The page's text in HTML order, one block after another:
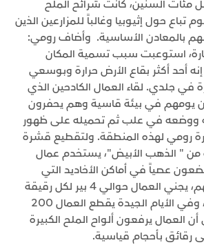
مئات السنين، كانت شرائح الملح
حول إثيوبيا وغالباً للمزارعين الذين
بالمعادن الأساسية. وأضاف رومي:
استوعبت سبب تسمية المكان
إنه أحد أكثر بقاع الأرض حرارة وبوسعي
في جلدي. لقاء العمال الكادحين الذي
يومهم في بيئة قاسية وهم يحفرون
ووضعه في علب ثم تحميله على ظهور
رومي لهذه المنطقة. ولتقطيع قشرة
من " الذهب الأبيض"، يستخدم عمال
عصياً في أماكن الأخاديد التي
اخترقوها. ومن عملهم، يجني العمال حوالي 4 بير لكل رقيقة
من الملح يقطعونها، وفي الأيام الجيدة يقطع العمال 200
العمال يرفعون ألواح الملح الكبيرة
رقائق بأحجام قياسية.